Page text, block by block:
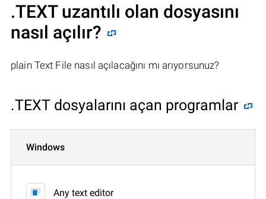
.TEXT uzantılı olan dosyasını
nasıl açılır?
plain Text File nasıl açılacağını mı arıyorsunuz?
.TEXT dosyalarını açan programlar
Windows
Any text editor